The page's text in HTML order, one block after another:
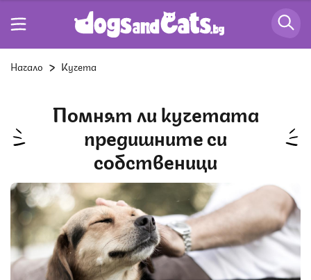
Начало Кучета
Помнят ли кучетата
предишните си
собственици